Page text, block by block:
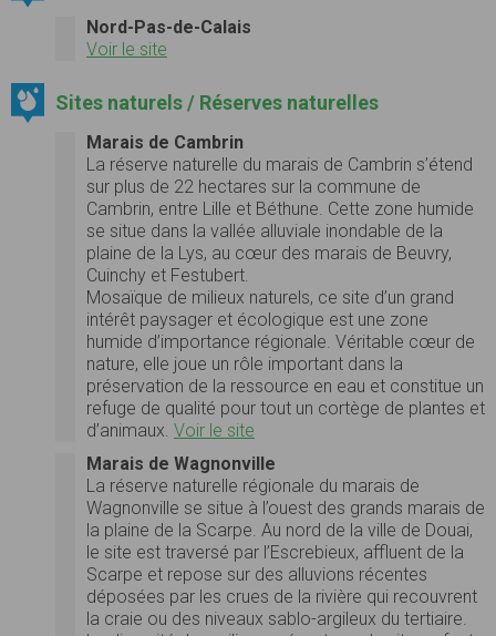
Nord-Pas-de-Calais
Voir le site
Sites naturels / Réserves naturelles
Marais de Cambrin
La réserve naturelle du marais de Cambrin s’étend
sur plus de 22 hectares sur la commune de
Cambrin, entre Lille et Béthune. Cette zone humide
se situe dans la vallée alluviale inondable de la
plaine de la Lys, au cœur des marais de Beuvry,
Cuinchy et Festubert.
Mosaïque de milieux naturels, ce site d’un grand
intérêt paysager et écologique est une zone
humide d’importance régionale. Véritable cœur de
nature, elle joue un rôle important dans la
préservation de la ressource en eau et constitue un
refuge de qualité pour tout un cortège de plantes et
d’animaux. Voir le site
Marais de Wagnonville
La réserve naturelle régionale du marais de
Wagnonville se situe à l’ouest des grands marais de
la plaine de la Scarpe. Au nord de la ville de Douai,
le site est traversé par l’Escrebieux, affluent de la
Scarpe et repose sur des alluvions récentes
déposées par les crues de la rivière qui recouvrent
la craie ou des niveaux sablo-argileux du tertiaire.